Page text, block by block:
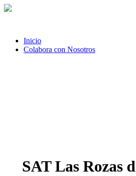
Inicio
Colabora con Nosotros
SAT Las Rozas